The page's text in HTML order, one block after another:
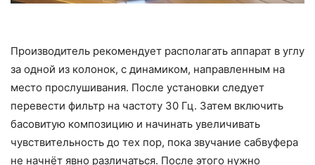
Производитель рекомендует располагать аппарат в углу
за одной из колонок, с динамиком, направленным на
место прослушивания. После установки следует
перевести фильтр на частоту 30 Гц. Затем включить
басовитую композицию и начинать увеличивать
чувствительность до тех пор, пока звучание сабвуфера
не начнёт явно различаться. После этого нужно